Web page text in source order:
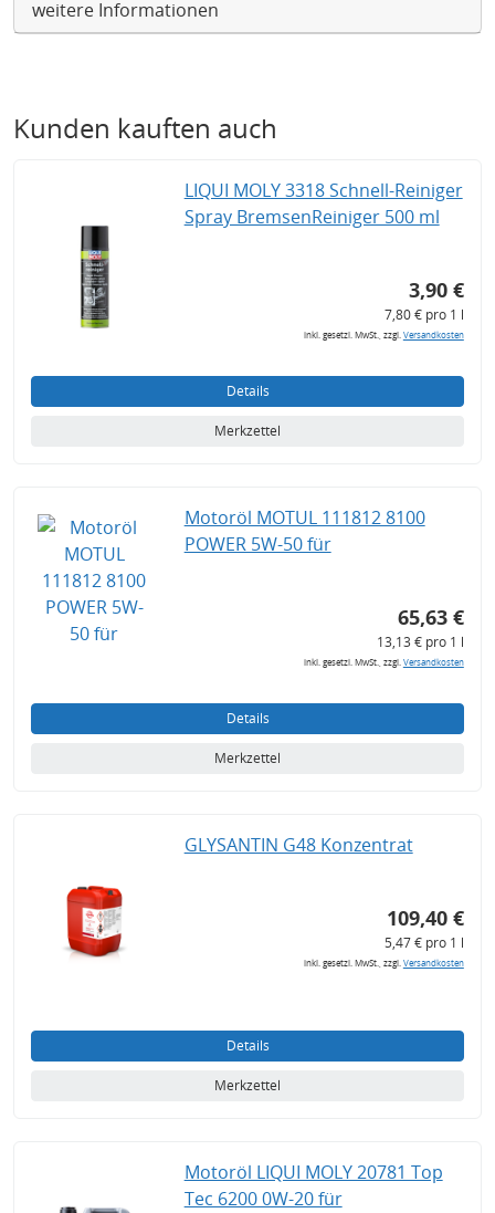
weitere Informationen
Kunden kauften auch
LIQUI MOLY 3318 Schnell-Reiniger
Spray BremsenReiniger 500 ml
3,90 €
7,80 € pro 1 l
inkl. gesetzl. MwSt., zzgl.Versandkosten
Details
Merkzettel
Motoröl MOTUL 111812 8100
POWER 5W-50 für
65,63 €
13,13 € pro 1 l
inkl. gesetzl. MwSt., zzgl.Versandkosten
Details
Merkzettel
GLYSANTIN G48 Konzentrat
109,40 €
5,47 € pro 1 l
inkl. gesetzl. MwSt., zzgl.Versandkosten
Details
Merkzettel
Motoröl LIQUI MOLY 20781 Top
Tec 6200 0W-20 für